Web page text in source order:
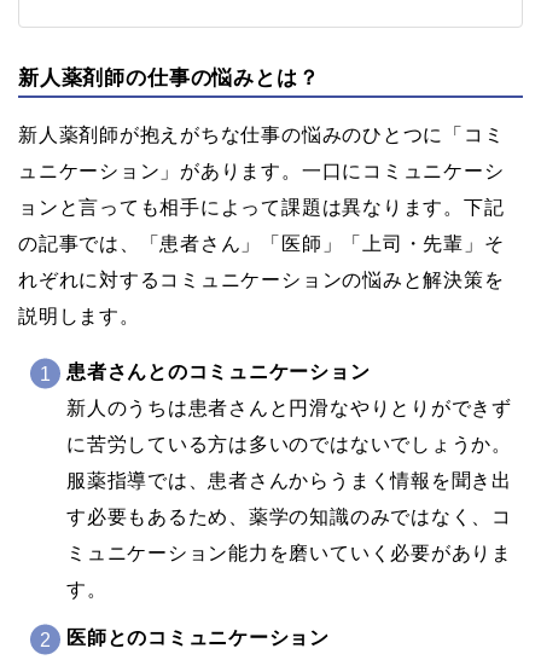
新人薬剤師の仕事の悩みとは？
新人薬剤師が抱えがちな仕事の悩みのひとつに「コミ
ュニケーション」があります。一口にコミュニケーシ
ョンと言っても相手によって課題は異なります。下記
の記事では、「患者さん」「医師」「上司・先輩」そ
れぞれに対するコミュニケーションの悩みと解決策を
説明します。
患者さんとのコミュニケーション
新人のうちは患者さんと円滑なやりとりができず
に苦労している方は多いのではないでしょうか。
服薬指導では、患者さんからうまく情報を聞き出
す必要もあるため、薬学の知識のみではなく、コ
ミュニケーション能力を磨いていく必要がありま
す。
医師とのコミュニケーション